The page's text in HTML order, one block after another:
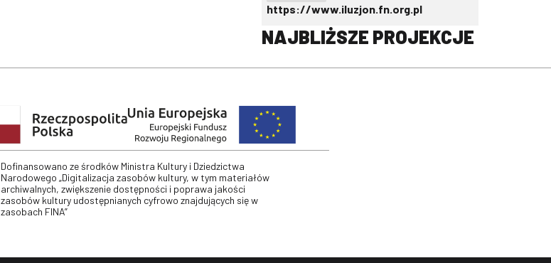
https://www.iluzjon.fn.org.pl
NAJBLIŻSZE PROJEKCJE
Dofinansowano ze środków Ministra Kultury i Dziedzictwa
Narodowego „Digitalizacja zasobów kultury, w tym materiałów
archiwalnych, zwiększenie dostępności i poprawa jakości
zasobów kultury udostępnianych cyfrowo znajdujących się w
zasobach FINA”